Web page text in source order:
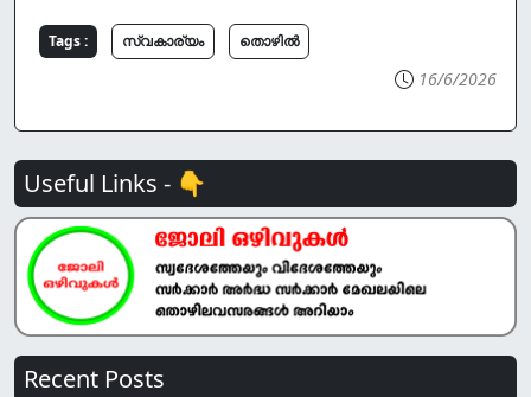
Tags : സ്വകാര്യം തൊഴില്‍
16/6/2026
Useful Links - 👇
Recent Posts